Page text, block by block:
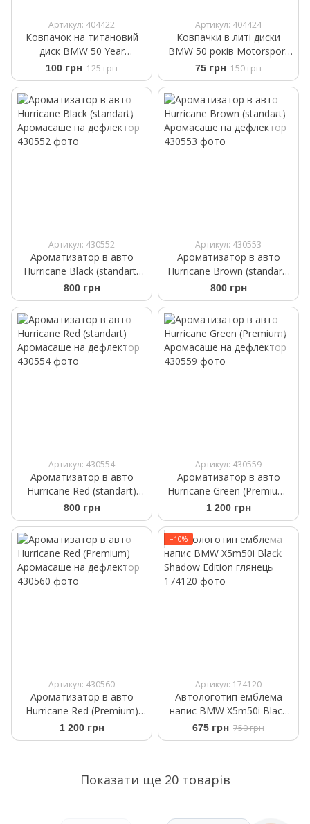
Артикул: 404422
Ковпачок на титановий
диск BMW 50 Year
Anniversary 52-56 мм
100 грн 125 грн
Артикул: 404424
Ковпачки в литі диски
BMW 50 років Motorsport
для G series 52-56мм
75 грн 150 грн
Артикул: 430552
Ароматизатор в авто
Hurricane Black (standart)
Аромасаше на дефлектор
800 грн
Артикул: 430553
Ароматизатор в авто
Hurricane Brown (standart)
Аромасаше на дефлектор
800 грн
Артикул: 430554
Ароматизатор в авто
Hurricane Red (standart)
Аромасаше на дефлектор
800 грн
Артикул: 430559
Ароматизатор в авто
Hurricane Green (Premium)
Аромасаше на дефлектор
1 200 грн
Артикул: 430560
Ароматизатор в авто
Hurricane Red (Premium)
Аромасаше на дефлектор
1 200 грн
−10%
Артикул: 174120
Автологотип емблема
напис BMW X5m50i Black
Shadow Edition глянець
675 грн 750 грн
Показати ще 20 товарів